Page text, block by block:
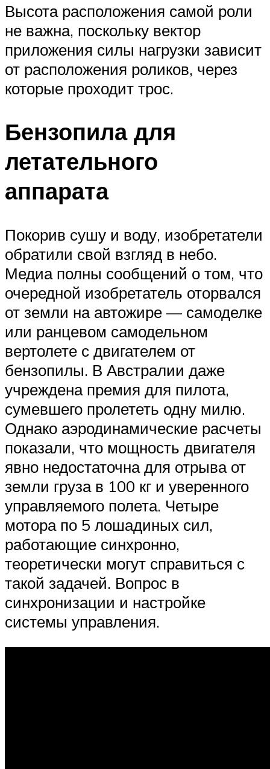
Высота расположения самой роли
не важна, поскольку вектор
приложения силы нагрузки зависит
от расположения роликов, через
которые проходит трос.
Бензопила для
летательного
аппарата
Покорив сушу и воду, изобретатели
обратили свой взгляд в небо.
Медиа полны сообщений о том, что
очередной изобретатель оторвался
от земли на автожире — самоделке
или ранцевом самодельном
вертолете с двигателем от
бензопилы. В Австралии даже
учреждена премия для пилота,
сумевшего пролететь одну милю.
Однако аэродинамические расчеты
показали, что мощность двигателя
явно недостаточна для отрыва от
земли груза в 100 кг и уверенного
управляемого полета. Четыре
мотора по 5 лошадиных сил,
работающие синхронно,
теоретически могут справиться с
такой задачей. Вопрос в
синхронизации и настройке
системы управления.